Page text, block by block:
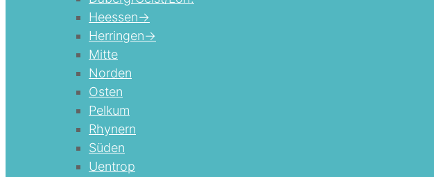
Heessen->
Herringen->
Mitte
Norden
Osten
Pelkum
Rhynern
Süden
Uentrop